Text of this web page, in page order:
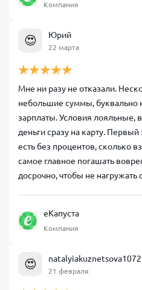
Компания
😍 Юрий
22 марта
Мне ни разу не отказали.
небольшие суммы, буквально
зарплаты. Условия лояльные,
деньги сразу на карту.
есть без процентов, сколько
самое главное погашать
досрочно, чтобы не нагружать
еКапуста
Компания
😍 21 февраля